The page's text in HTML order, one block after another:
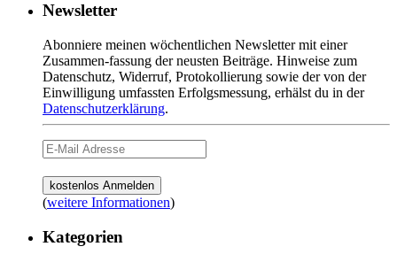
Newsletter
Abonniere meinen wöchentlichen Newsletter mit einer
Zusammen-fassung der neusten Beiträge. Hinweise zum
Datenschutz, Widerruf, Protokollierung sowie der von der
Einwilligung umfassten Erfolgsmessung, erhälst du in der
Datenschutzerklärung.
(weitere Informationen)
Kategorien